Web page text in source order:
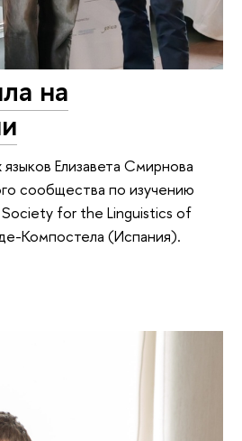
на
Елизавета Смирнова
сообщества по изучению
for the Linguistics of
Компостела (Испания).